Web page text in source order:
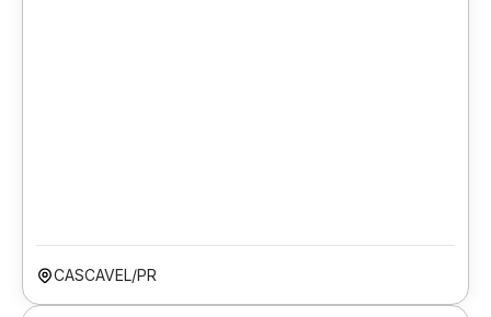
CASCAVEL/PR